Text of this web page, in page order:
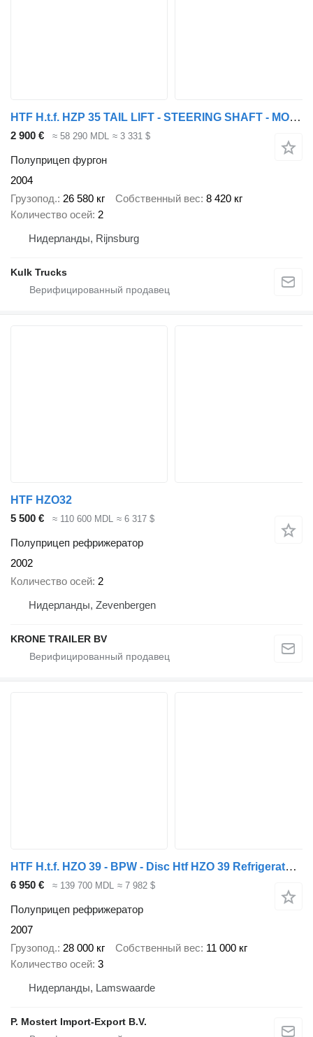
HTF H.t.f. HZP 35 TAIL LIFT - STEERING SHAFT - MOT 11-2026
2 900 € ≈ 58 290 MDL ≈ 3 331 $
Полуприцеп фургон
2004
Грузопод. 26 580 кг Собственный вес 8 420 кг
Количество осей 2
Нидерланды, Rijnsburg
Kulk Trucks
HTF HZO32
5 500 €
≈ 110 600 MDL ≈ 6 317 $
Полуприцеп рефрижератор
2002
Количество осей 2
Нидерланды, Zevenbergen
KRONE TRAILER BV
HTF H.t.f. HZO 39 - BPW - Disc Htf HZO 39 Refrigerated Semi-Trailer
6 950 € ≈ 139 700 MDL ≈ 7 982 $
Полуприцеп рефрижератор
2007
Грузопод. 28 000 кг Собственный вес 11 000 кг
Количество осей 3
Нидерланды, Lamswaarde
P. Mostert Import-Export B.V.